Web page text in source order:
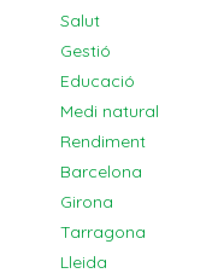
Salut
Gestió
Educació
Medi natural
Rendiment
Barcelona
Girona
Tarragona
Lleida